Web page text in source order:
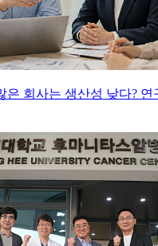
은 회사는 생산성 낮다? 연